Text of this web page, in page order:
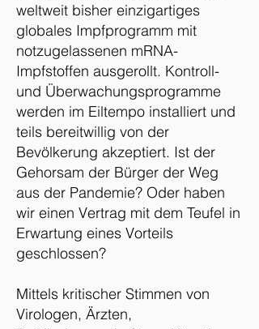
weltweit bisher einzigartiges
globales Impfprogramm mit
notzugelassenen mRNA-
Impfstoffen ausgerollt. Kontroll-
und Überwachungsprogramme
werden im Eiltempo installiert und
teils bereitwillig von der
Bevölkerung akzeptiert. Ist der
Gehorsam der Bürger der Weg
aus der Pandemie? Oder haben
wir einen Vertrag mit dem Teufel in
Erwartung eines Vorteils
geschlossen?
Mittels kritischer Stimmen von
Virologen, Ärzten,